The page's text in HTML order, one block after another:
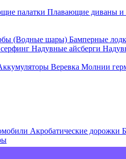
палатки Плавающие диваны и
(Водные шары) Бамперные
Надувные айсберги
Веревка Молнии
Акробатические дорожки